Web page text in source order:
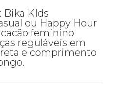
Bika KIds
ou Happy Hour
feminino
reguláveis em
e comprimento